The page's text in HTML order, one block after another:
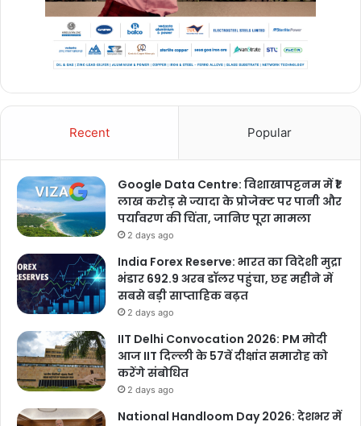
Recent Popular
Google Data Centre: विशाखापट्टनम में ₹1
लाख करोड़ से ज्यादा के प्रोजेक्ट पर पानी और
पर्यावरण की चिंता, जानिए पूरा मामला
2 days ago
India Forex Reserve: भारत का विदेशी मुद्रा
भंडार 692.9 अरब डॉलर पहुंचा, छह महीने में
सबसे बड़ी साप्ताहिक बढ़त
2 days ago
IIT Delhi Convocation 2026: PM मोदी
आज IIT दिल्ली के 57वें दीक्षांत समारोह को
करेंगे संबोधित
2 days ago
National Handloom Day 2026: देशभर में